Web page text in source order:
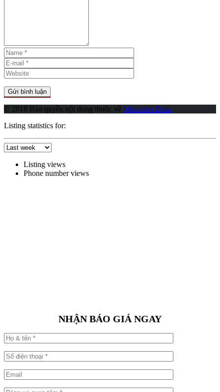
© 2018 Bản quyền nội dung thuộc về Mercedes Benz
Listing statistics for:
Listing views
Phone number views
NHẬN BÁO GIÁ NGAY